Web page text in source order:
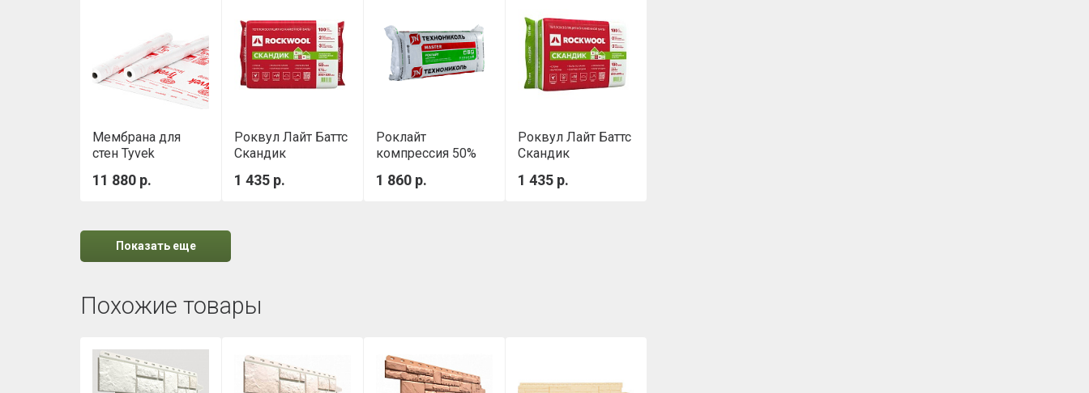
Мембрана для
стен Tyvek
м
11 880 р.
Роквул Лайт Баттс
Скандик
0,288м3/уп
1 435 р.
Роклайт
компрессия 50%
0.432 м3/уп)
1 860 р.
Роквул Лайт Баттс
Скандик
0,288м3/уп
1 435 р.
Показать еще
Похожие товары